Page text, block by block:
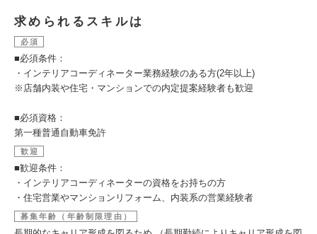
求められるスキルは
必須
■必須条件：
・インテリアコーディネーター業務経験のある方(2年以上)
※店舗内装や住宅・マンションでの内定提案経験者も歓迎
■必須資格：
第一種普通自動車免許
歓迎
■歓迎条件：
・インテリアコーディネーターの資格をお持ちの方
・住宅営業やマンションリフォーム、内装系の営業経験者
募集年齢（年齢制限理由）